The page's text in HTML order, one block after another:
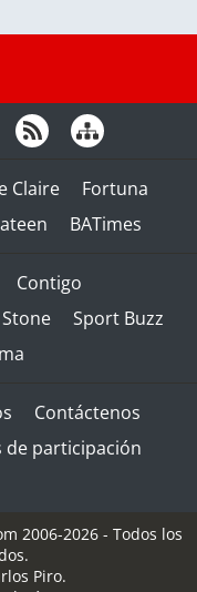
Claire
Fortuna
BATimes
Contigo
Sport Buzz
Contáctenos
de participación
2006-2026 - Todos los
Piro.